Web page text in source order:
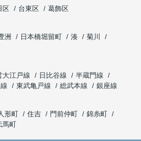
区 台東区
葛飾区
洲 日本橋堀留町 湊
菊川
大江戸線 日比谷線
半蔵門線
東武亀戸線 総武本線
銀座線
形町 住吉 門前仲町
錦糸町
馬町